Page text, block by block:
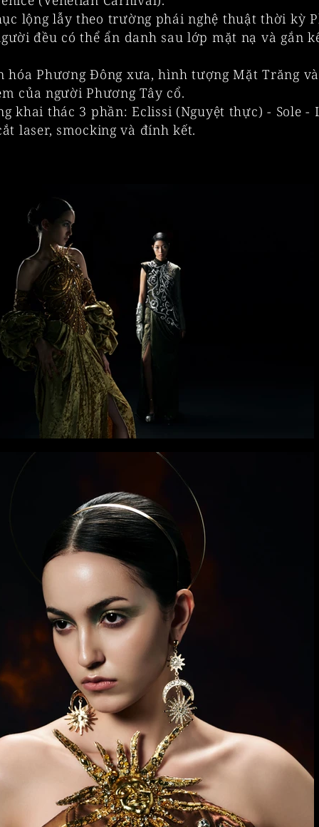
lộng lẫy theo trường phái nghệ thuật thời kỳ
đều có thể ẩn danh sau lớp mặt nạ và gắn
hóa Phương Đông xưa, hình tượng Mặt Trăng
của người Phương Tây cổ.
khai thác 3 phần: Eclissi (Nguyệt thực) - Sole -
laser, smocking và đính kết.